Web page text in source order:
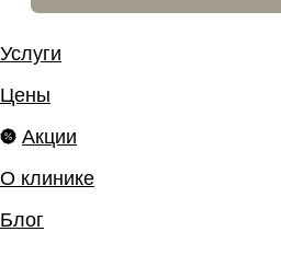
О клинике
Блог
Услуги
Цены
Акции